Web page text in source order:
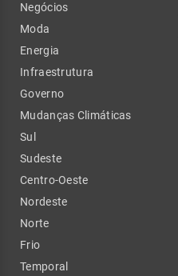
Negócios
Moda
Energia
Infraestrutura
Governo
Mudanças Climáticas
Sul
Sudeste
Centro-Oeste
Nordeste
Norte
Frio
Temporal